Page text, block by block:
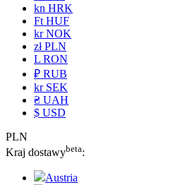
kn HRK
Ft HUF
kr NOK
zł PLN
L RON
₽ RUB
kr SEK
₴ UAH
$ USD
PLN
Kraj dostawybeta:
Austria